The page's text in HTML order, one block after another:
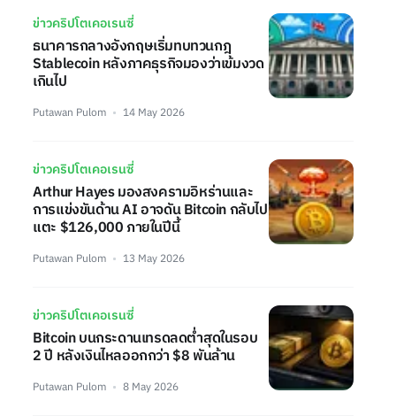
ข่าวคริปโตเคอเรนซี่
ธนาคารกลางอังกฤษเริ่มทบทวนกฎ
Stablecoin หลังภาคธุรกิจมองว่าเข้มงวด
เกินไป
Putawan Pulom 14 May 2026
ข่าวคริปโตเคอเรนซี่
Arthur Hayes มองสงครามอิหร่านและ
การแข่งขันด้าน AI อาจดัน Bitcoin กลับไป
แตะ $126,000 ภายในปีนี้
Putawan Pulom 13 May 2026
ข่าวคริปโตเคอเรนซี่
Bitcoin บนกระดานเทรดลดต่ำสุดในรอบ
2 ปี หลังเงินไหลออกกว่า $8 พันล้าน
Putawan Pulom 8 May 2026